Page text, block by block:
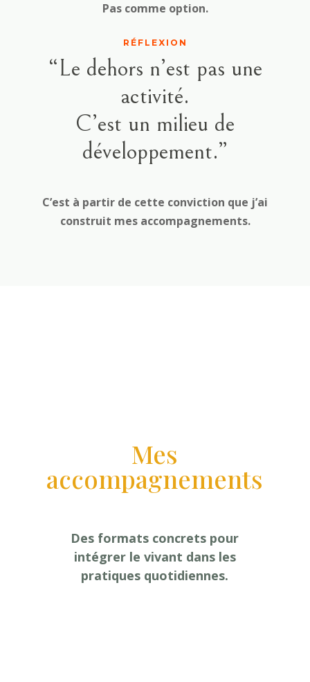
Pas comme option.
RÉFLEXION
“Le dehors n’est pas une
activité.
C’est un milieu de
développement.”
C’est à partir de cette conviction que j’ai
construit mes accompagnements.
Mes
accompagnements
Des formats concrets pour
intégrer le vivant dans les
pratiques quotidiennes.